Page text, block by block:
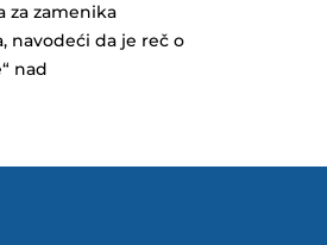
za zamenika
navodeći da je reč o
nad